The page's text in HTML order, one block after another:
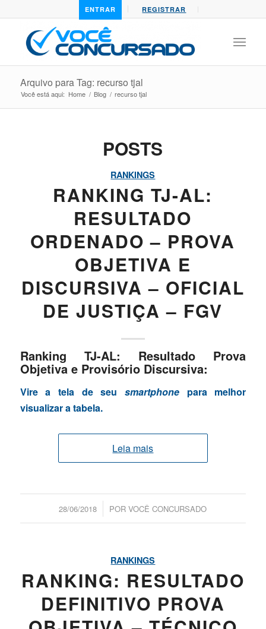
ENTRAR REGISTRAR
Arquivo para Tag: recurso tjal
Você está aqui: Home / Blog / recurso tjal
POSTS
RANKINGS
RANKING TJ-AL:
RESULTADO
ORDENADO – PROVA
OBJETIVA E
DISCURSIVA – OFICIAL
DE JUSTIÇA – FGV
Ranking TJ-AL: Resultado Prova
Objetiva e Provisório Discursiva:
Vire a tela de seusmartphone para melhor
visualizar a tabela.
Leia mais
28/06/2018
/ PORVOCÊ CONCURSADO
RANKINGS
RANKING: RESULTADO
DEFINITIVO PROVA